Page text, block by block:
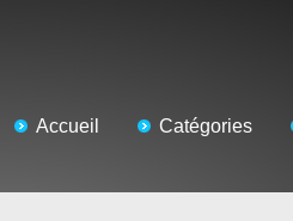
Accueil Catégories